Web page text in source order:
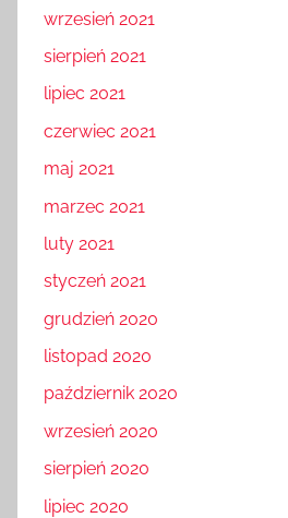
wrzesień 2021
sierpień 2021
lipiec 2021
czerwiec 2021
maj 2021
marzec 2021
luty 2021
styczeń 2021
grudzień 2020
listopad 2020
październik 2020
wrzesień 2020
sierpień 2020
lipiec 2020